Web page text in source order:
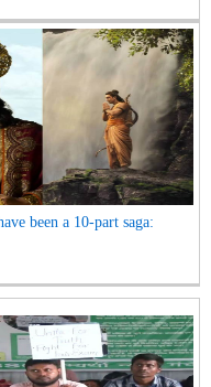
been a 10-part saga: